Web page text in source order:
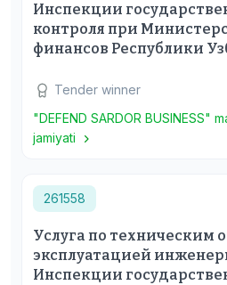
Инспекции
контроля при
финансов Республики
Tender winner
"DEFEND SARDOR BUSINESS"
jamiyati
261558
Услуга по техническим
эксплуатацией
Инспекции